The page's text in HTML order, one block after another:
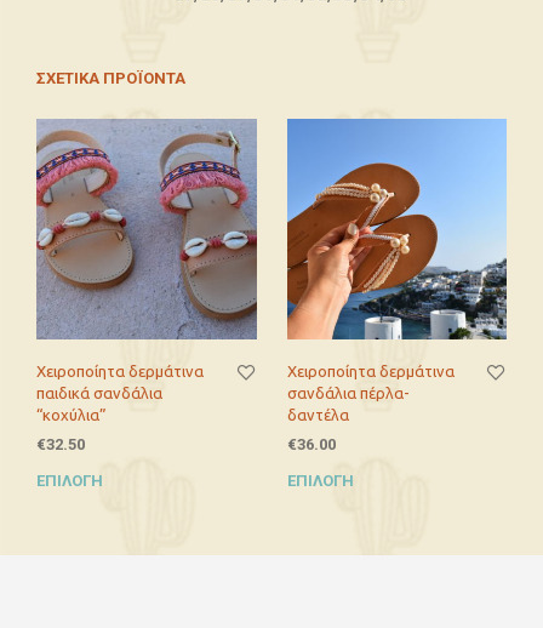
ΣΧΕΤΙΚΆ ΠΡΟΪΌΝΤΑ
Χειροποίητα δερμάτινα
παιδικά σανδάλια
“κοχύλια”
€32.50
ΕΠΙΛΟΓΉ
Χειροποίητα δερμάτινα
σανδάλια πέρλα-
δαντέλα
€36.00
ΕΠΙΛΟΓΉ